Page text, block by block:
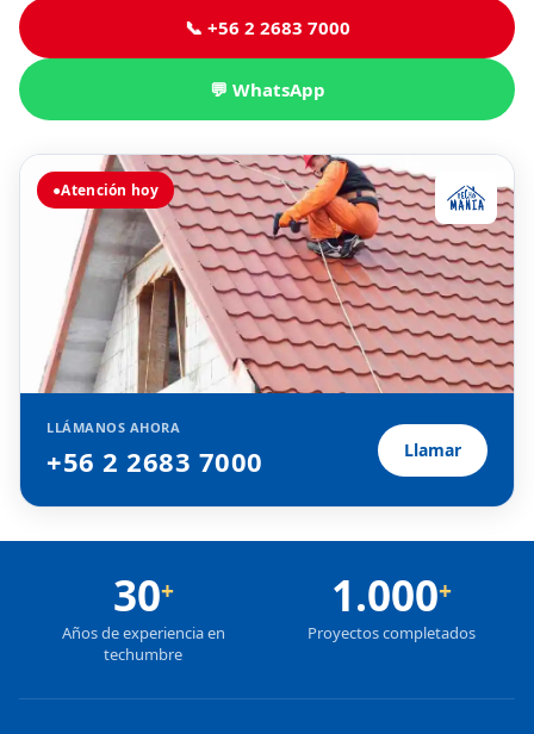
📞 +56 2 2683 7000
💬 WhatsApp
●Atención hoy
LLÁMANOS AHORA
+56 2 2683 7000 Llamar
30+
Años de experiencia en
techumbre
1.000+
Proyectos completados